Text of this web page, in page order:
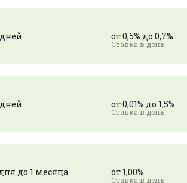
от 0,5% до 0,7%
от 0,01% до 1,5%
до 1 месяца от 1,00%